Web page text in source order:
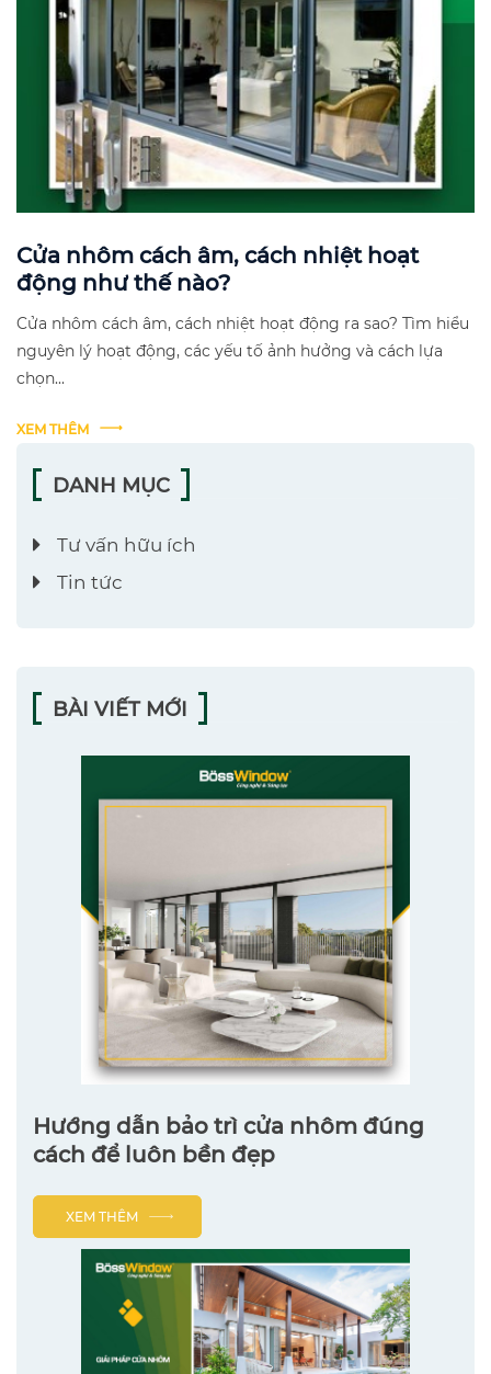
Cửa nhôm cách âm, cách nhiệt hoạt
động như thế nào?
Cửa nhôm cách âm, cách nhiệt hoạt động ra sao? Tìm hiểu
nguyên lý hoạt động, các yếu tố ảnh hưởng và cách lựa
chọn...
XEM THÊM
DANH MỤC
Tư vấn hữu ích
Tin tức
BÀI VIẾT MỚI
Hướng dẫn bảo trì cửa nhôm đúng
cách để luôn bền đẹp
XEM THÊM